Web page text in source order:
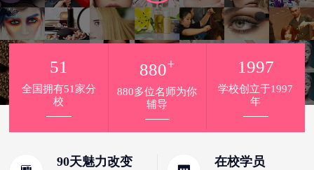
90天魅力改变 在校学员
51
全国拥有51家分
校
880+
880多位名师为你
辅导
1997
学校创立于1997
年